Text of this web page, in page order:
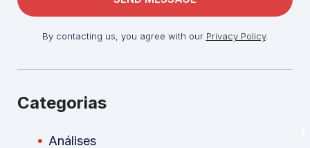
By contacting us, you agree with our Privacy Policy.
Categorias
Análises